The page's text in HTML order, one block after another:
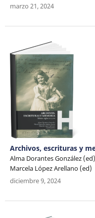
marzo 21, 2024
Archivos, escrituras y
Alma Dorantes González
Marcela López Arellano (ed)
diciembre 9, 2024